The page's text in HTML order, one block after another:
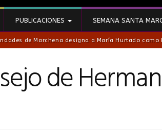
PUBLICACIONES SEMANA SANTA
de Marchena designa a María Hurtado como
de